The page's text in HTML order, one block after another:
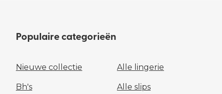
Populaire categorieën
Nieuwe collectie Alle lingerie
Bh's Alle slips